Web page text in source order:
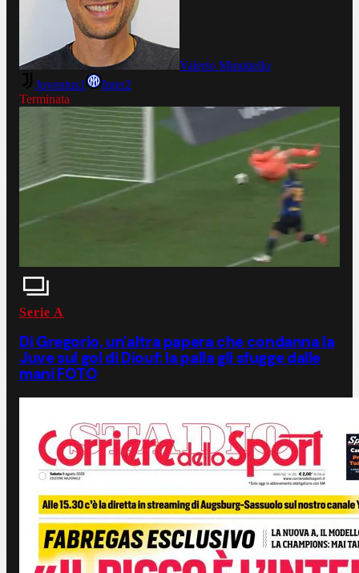
Valerio Minutiello
Juventus1 Inter2
Terminata
Serie A
Di Gregorio, un'altra papera che condanna la
Juve sul gol di Diouf: la palla gli sfugge dalle
mani FOTO